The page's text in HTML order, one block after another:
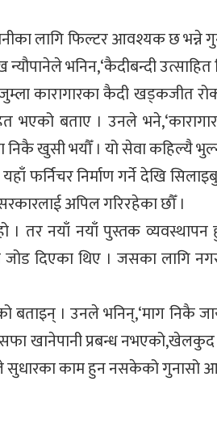
लागि फिल्टर आवश्यक छ भन्ने
भनिन,‘कैदीबन्दी उत्साहित
कारागारका कैदी खड्कजीत
बताए । उनले भने,‘कारागार
खुसी भयौँ । यो सेवा कहिल्यै
फर्निचर निर्माण गर्ने देखि
अपिल गरिरहेका छौँ ।
हो । तर नयाँ नयाँ पुस्तक
जोड दिएका थिए । जसका लागि
बताइन् । उनले भनिन्,‘माग निकै
खानेपानी प्रबन्ध नभएको,खेलकुद
सुधारका काम हुन नसकेको गुनासो